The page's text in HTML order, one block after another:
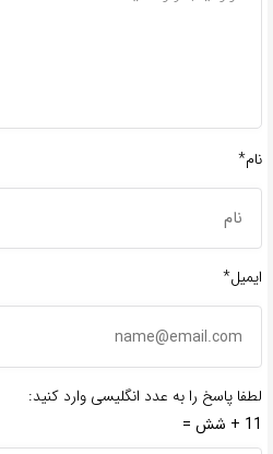
نام*
ایمیل*
لطفا پاسخ را به عدد انگلیسی وارد کنید:
11 + شش =